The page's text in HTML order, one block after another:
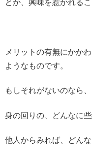
とか、興味を惹かれるこ
メリットの有無にかか
ようなものです。
もしそれがないのなら
身の回りの、どんなに
他人からみれば、どん